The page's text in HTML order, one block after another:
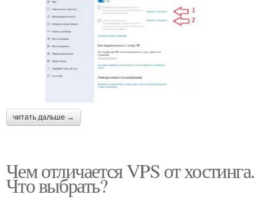
читать дальше →
Чем отличается VPS от хостинга.
Что выбрать?